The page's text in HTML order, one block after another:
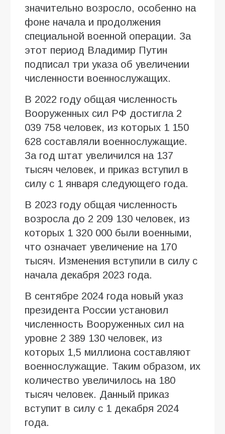
значительно возросло, особенно на
фоне начала и продолжения
специальной военной операции. За
этот период Владимир Путин
подписал три указа об увеличении
численности военнослужащих.
В 2022 году общая численность
Вооруженных сил РФ достигла 2
039 758 человек, из которых 1 150
628 составляли военнослужащие.
За год штат увеличился на 137
тысяч человек, и приказ вступил в
силу с 1 января следующего года.
В 2023 году общая численность
возросла до 2 209 130 человек, из
которых 1 320 000 были военными,
что означает увеличение на 170
тысяч. Изменения вступили в силу с
начала декабря 2023 года.
В сентябре 2024 года новый указ
президента России установил
численность Вооруженных сил на
уровне 2 389 130 человек, из
которых 1,5 миллиона составляют
военнослужащие. Таким образом, их
количество увеличилось на 180
тысяч человек. Данный приказ
вступит в силу с 1 декабря 2024
года.